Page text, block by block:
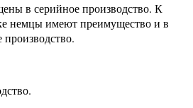
в серийное производство. К
немцы имеют преимущество и в